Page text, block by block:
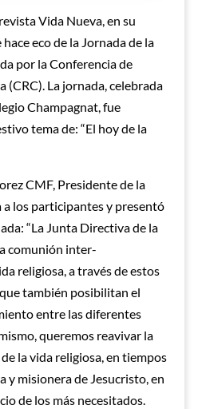
Vida Nueva, en su
eco de la Jornada de la
por la Conferencia de
(CRC). La jornada, celebrada
Champagnat, fue
tema de: “El hoy de la
CMF, Presidente de la
a los participantes y presentó
“La Junta Directiva de la
comunión inter-
religiosa, a través de estos
también posibilitan el
entre las diferentes
queremos reavivar la
la vida religiosa, en tiempos
y misionera de Jesucristo, en
de los más necesitados.